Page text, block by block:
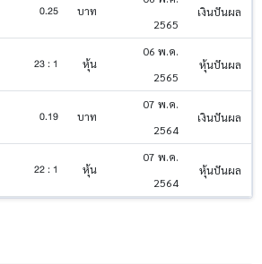
0.25 บาท
2565
เงินปันผล
23 : 1 หุ้น
06 พ.ค.
2565
หุ้นปันผล
0.19 บาท
07 พ.ค.
2564
เงินปันผล
22 : 1 หุ้น
07 พ.ค.
2564
หุ้นปันผล